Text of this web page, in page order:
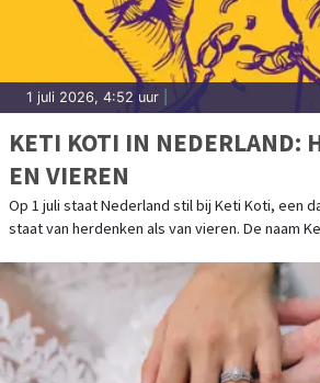
1 juli 2026, 4:52 uur
KETI KOTI IN NEDERLAND:
EN VIEREN
Op 1 juli staat Nederland stil bij Keti Koti, een
staat van herdenken als van vieren. De naam